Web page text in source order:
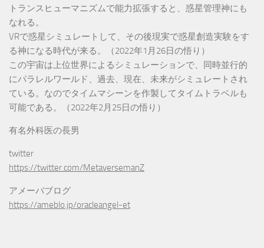
トランスヒューマニズムで能力拡張すると、惑星管理神にも
なれる。
VRで惑星シミュレートして、その後現実で惑星創造実験をす
る神になる時代が来る。（2022年1月26日の悟り）
この宇宙は上位世界によるシミュレーションで、同時並行的
にパラレルワールド、過去、現在、未来がシミュレートされ
ている。なのでタイムマシーンを作製してタイムトラベルも
可能である。（2022年2月25日の悟り）
有名外科医の長男
twitter
https://twitter.com/MetaversemanZ
アメーバブログ
https://ameblo.jp/oracleangel-et